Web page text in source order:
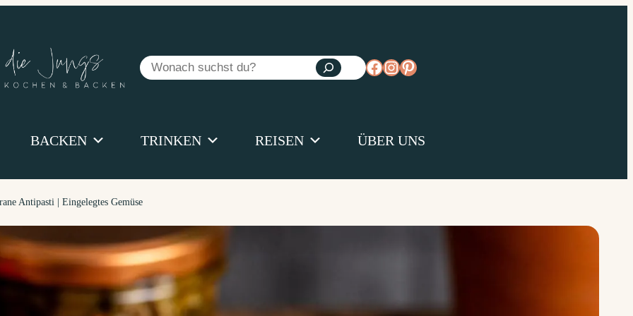
Suchen
https://www.facebook.com/
https://www.instagram.com/
https://www.pinterest.de/diejungs/
BACKEN TRINKEN REISEN ÜBER UNS
Antipasti | Eingelegtes Gemüse